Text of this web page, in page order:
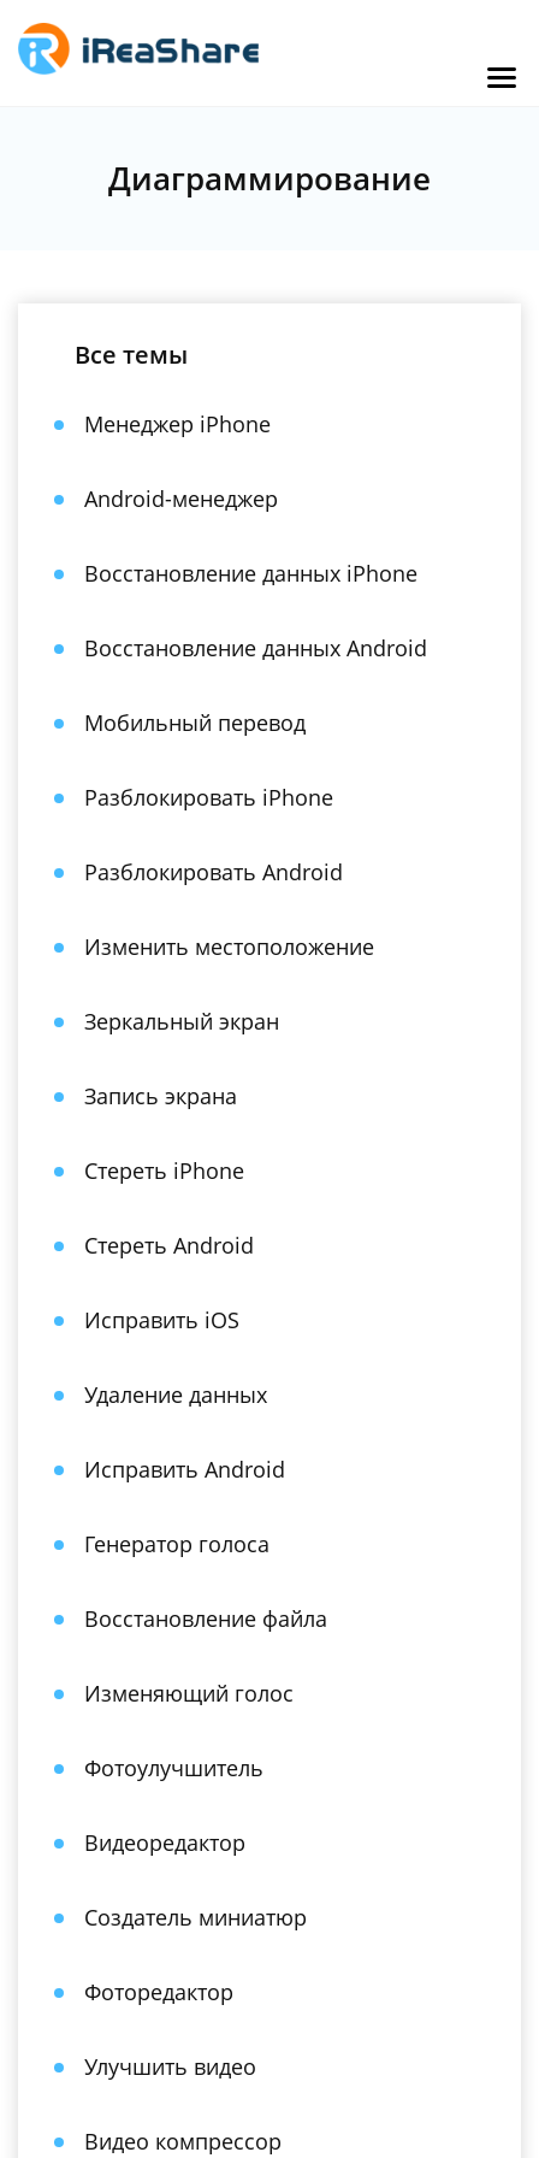
Диаграммирование
Все темы
Менеджер iPhone
Android-менеджер
Восстановление данных iPhone
Восстановление данных Android
Мобильный перевод
Разблокировать iPhone
Разблокировать Android
Изменить местоположение
Зеркальный экран
Запись экрана
Стереть iPhone
Стереть Android
Исправить iOS
Удаление данных
Исправить Android
Генератор голоса
Восстановление файла
Изменяющий голос
Фотоулучшитель
Видеоредактор
Создатель миниатюр
Фоторедактор
Улучшить видео
Видео компрессор